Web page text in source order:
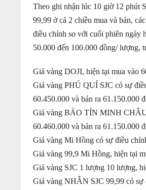
Theo ghi nhận lúc 10 giờ 12 phút
99,99 ở cả 2 chiều mua và bán,
điều chỉnh so với cuối phiên ngày
50.000 đến 100.000 đồng/ lượng,
Giá vàng DOJI, hiện tại mua vào
Giá vàng PHÚ QUÍ SJC có sự
60.450.000 và bán ra 61.150.000
Giá vàng BẢO TÍN MINH CHÂU
60.460.000 và bán ra 61.150.000
Giá vàng Mi Hồng có sự điều
Giá vàng 99,9 Mi Hồng, hiện tại
Giá vàng SJC 1 lượng 10 lượng,
Giá vàng NHẪN SJC 99,99 có sự